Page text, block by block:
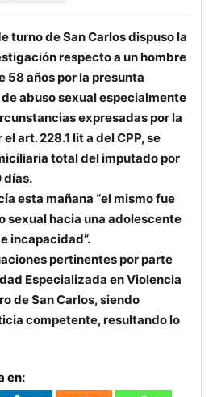
turno de San Carlos dispuso la
respecto a un hombre
58 años por la presunta
abuso sexual especialmente
expresadas por la
art. 228.1 lit a del CPP, se
total del imputado por
días.
esta mañana “el mismo fue
sexual hacia una adolescente
incapacidad”.
pertinentes por parte
Especializada en Violencia
de San Carlos, siendo
competente, resultando lo
en: